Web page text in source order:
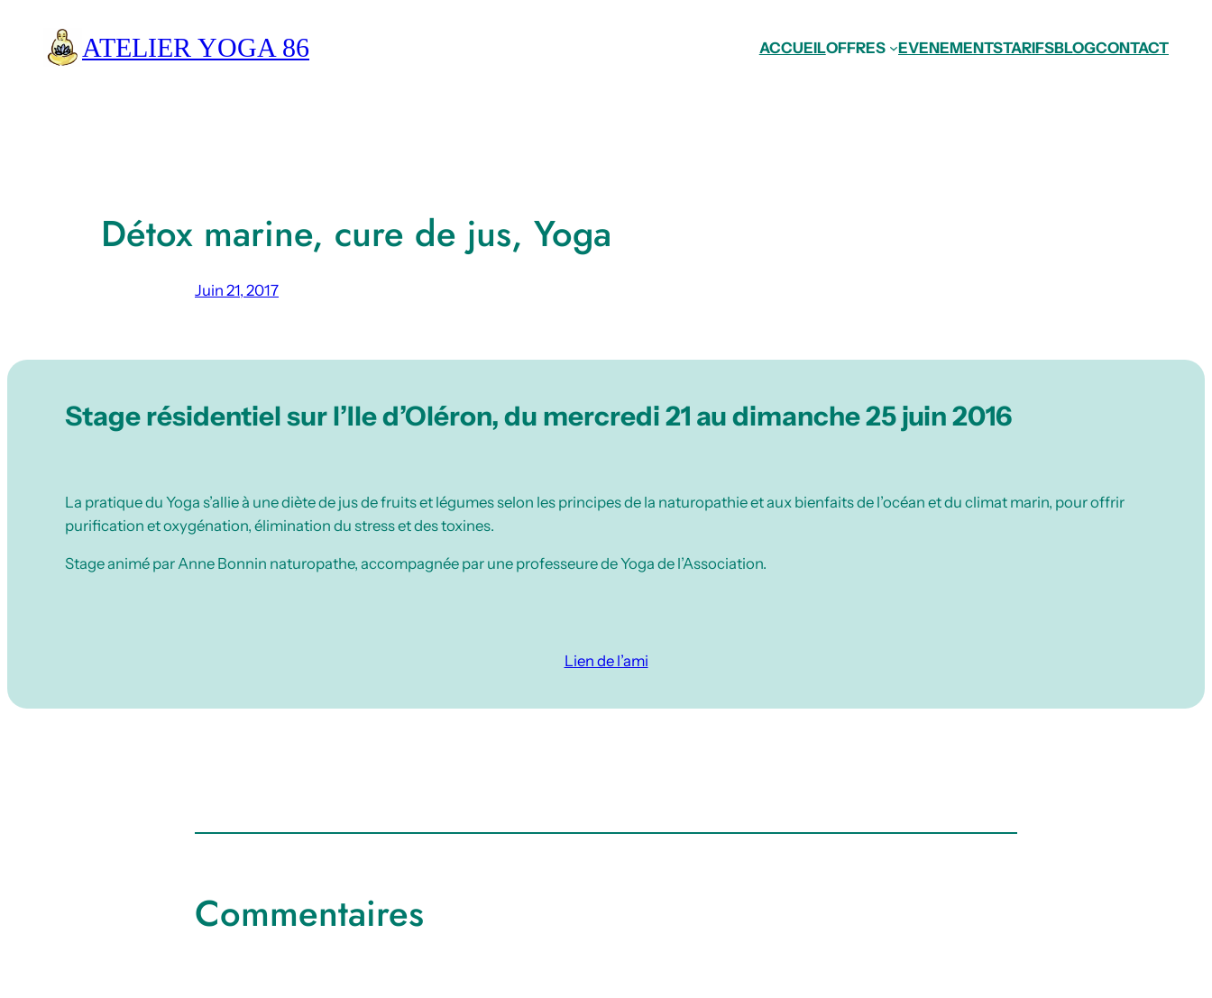
ATELIER YOGA 86 ACCUEILOFFRES EVENEMENTSTARIFSBLOGCONTACT
Détox marine, cure de jus, Yoga
Juin 21, 2017
Stage résidentiel sur l’Ile d’Oléron, du mercredi 21 au dimanche 25 juin 2016
La pratique du Yoga s’allie à une diète de jus de fruits et légumes selon les principes de la naturopathie et aux bienfaits de l’océan et du climat marin, pour offrir
purification et oxygénation, élimination du stress et des toxines.
Stage animé par Anne Bonnin naturopathe, accompagnée par une professeure de Yoga de l’Association.
Lien de l’ami
Commentaires